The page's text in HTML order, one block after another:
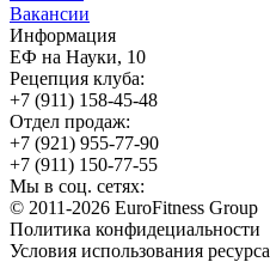
Вакансии
Информация
ЕФ на Науки, 10
Рецепция клуба:
+7 (911) 158-45-48
Отдел продаж:
+7 (921) 955-77-90
+7 (911) 150-77-55
Мы в соц. сетях:
© 2011-2026 EuroFitness Group
Политика конфидециальности
Условия использования ресурса